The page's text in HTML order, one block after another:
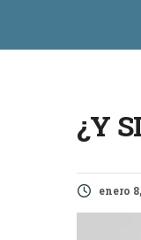
¿Y
enero